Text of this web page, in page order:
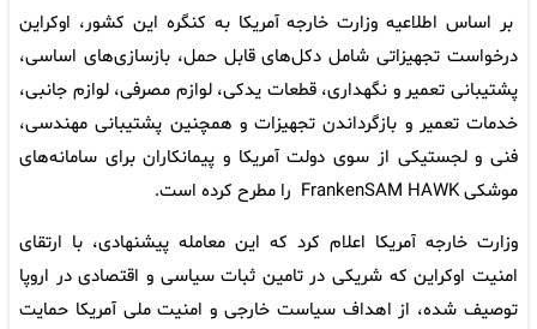
بر اساس اطلاعیه وزارت خارجه آمریکا به کنگره این کشور، اوکراین
درخواست تجهیزاتی شامل دکل‌های قابل حمل، بازسازی‌های اساسی،
پشتیبانی تعمیر و نگهداری، قطعات یدکی، لوازم مصرفی، لوازم جانبی،
خدمات تعمیر و بازگرداندن تجهیزات و همچنین پشتیبانی مهندسی،
فنی و لجستیکی از سوی دولت آمریکا و پیمانکاران برای سامانه‌های
موشکی FrankenSAM HAWK را مطرح کرده است.
وزارت خارجه آمریکا اعلام کرد که این معامله پیشنهادی، با ارتقای
امنیت اوکراین که شریکی در تامین ثبات سیاسی و اقتصادی در اروپا
توصیف شده، از اهداف سیاست خارجی و امنیت ملی آمریکا حمایت